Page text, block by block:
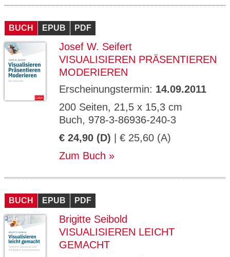
BUCH EPUB PDF
Josef W. Seifert
VISUALISIEREN PRÄSENTIEREN
MODERIEREN
Erscheinungstermin: 14.09.2011
200 Seiten, 21,5 x 15,3 cm
Buch, 978-3-86936-240-3
€ 24,90 (D) | € 25,60 (A)
Zum Buch
BUCH EPUB PDF
Brigitte Seibold
VISUALISIEREN LEICHT
GEMACHT